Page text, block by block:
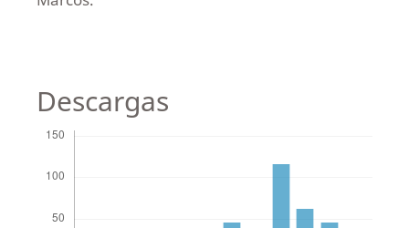
Descargas